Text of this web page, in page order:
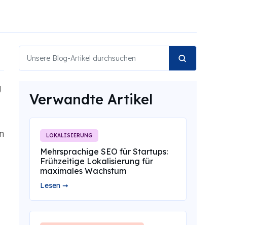
Verwandte Artikel
LOKALISIERUNG
Mehrsprachige SEO für Startups:
Frühzeitige Lokalisierung für
maximales Wachstum
Lesen ➞